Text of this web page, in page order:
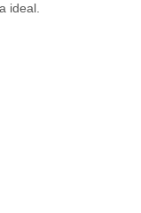
ideal.